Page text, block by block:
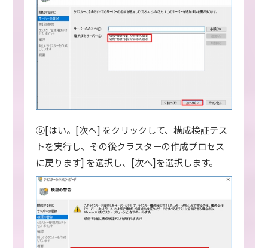
⑤[はい。[次へ] をクリックして、構成検証テス
トを実行し、その後クラスターの作成プロセス
に戻ります] を選択し、[次へ]を選択します。